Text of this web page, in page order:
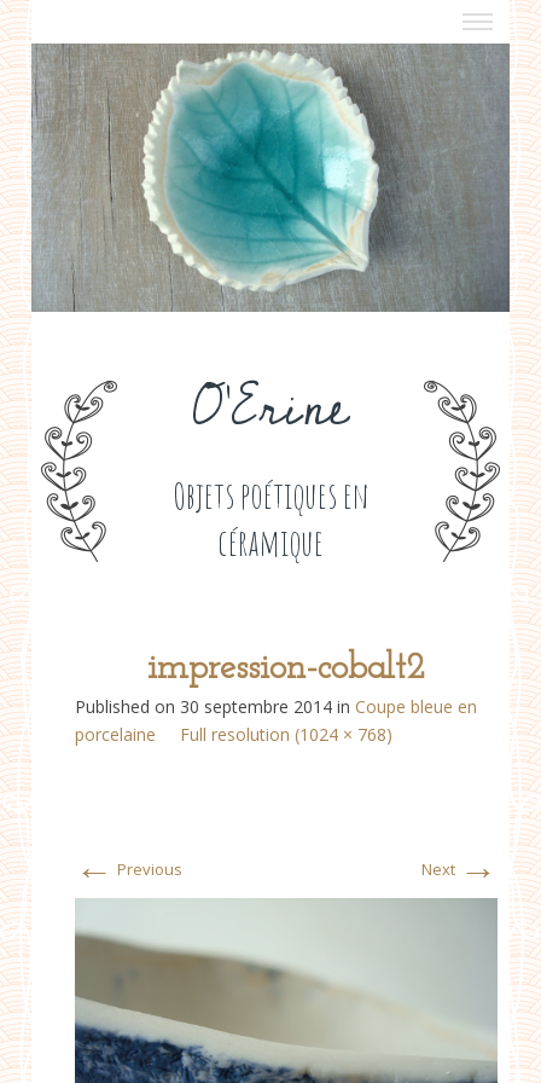
O'Erine
Objets poétiques en
céramique
a propos
boutiques de créateurs
contact
politique de confidentialité
impression-cobalt2
Published on 30 septembre 2014 in Coupe bleue en
porcelaine
Full resolution (1024 × 768)
← Previous Next →